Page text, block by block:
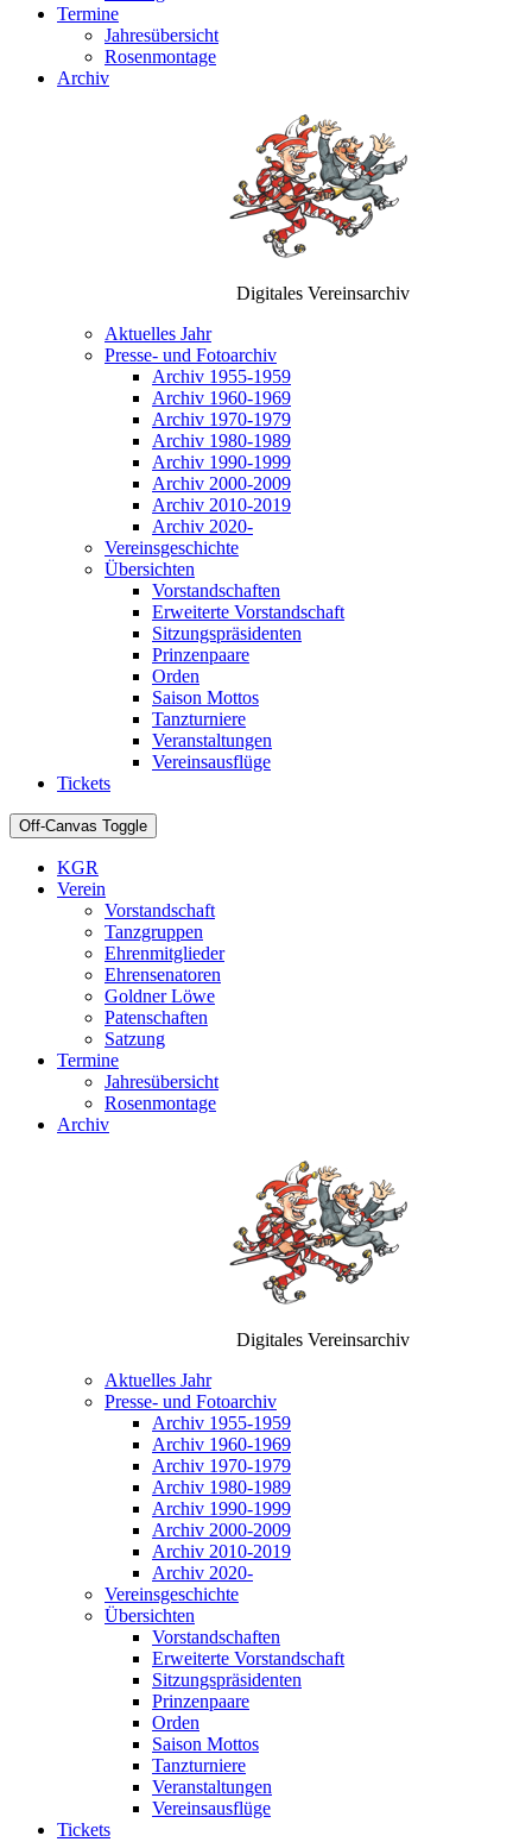
Termine
Jahresübersicht
Rosenmontage
Archiv
Digitales Vereinsarchiv
Aktuelles Jahr
Presse- und Fotoarchiv
Archiv 1955-1959
Archiv 1960-1969
Archiv 1970-1979
Archiv 1980-1989
Archiv 1990-1999
Archiv 2000-2009
Archiv 2010-2019
Archiv 2020-
Vereinsgeschichte
Übersichten
Vorstandschaften
Erweiterte Vorstandschaft
Sitzungspräsidenten
Prinzenpaare
Orden
Saison Mottos
Tanzturniere
Veranstaltungen
Vereinsausflüge
Tickets
Off-Canvas Toggle
KGR
Verein
Vorstandschaft
Tanzgruppen
Ehrenmitglieder
Ehrensenatoren
Goldner Löwe
Patenschaften
Satzung
Termine
Jahresübersicht
Rosenmontage
Archiv
Digitales Vereinsarchiv
Aktuelles Jahr
Presse- und Fotoarchiv
Archiv 1955-1959
Archiv 1960-1969
Archiv 1970-1979
Archiv 1980-1989
Archiv 1990-1999
Archiv 2000-2009
Archiv 2010-2019
Archiv 2020-
Vereinsgeschichte
Übersichten
Vorstandschaften
Erweiterte Vorstandschaft
Sitzungspräsidenten
Prinzenpaare
Orden
Saison Mottos
Tanzturniere
Veranstaltungen
Vereinsausflüge
Tickets